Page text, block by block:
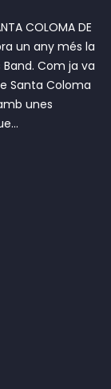
COLOMA DE
un any més la
Com ja va
Santa Coloma
unes